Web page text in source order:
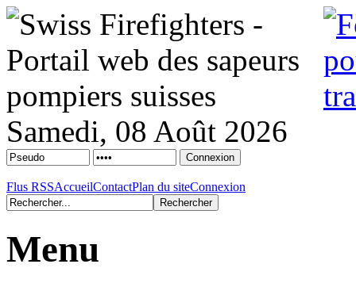
Samedi, 08 Août 2026
Flus RSSAccueilContactPlan du siteConnexion
Menu